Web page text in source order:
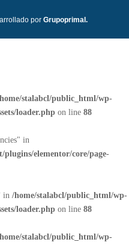
por Grupoprimal.
stalabcl/public_html/wp-
loader.php on line 88
in
elementor/core/page-
in /home/stalabcl/public_html/wp-
loader.php on line 88
stalabcl/public_html/wp-